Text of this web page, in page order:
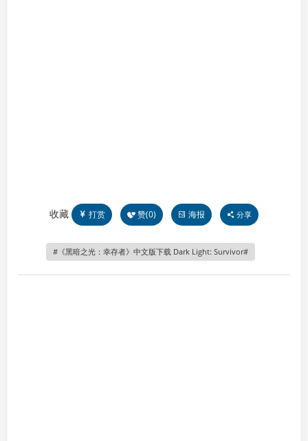
收藏 打赏 赞(0) 海报 分享
《黑暗之光：幸存者》中文版下载 Dark Light: Survivor